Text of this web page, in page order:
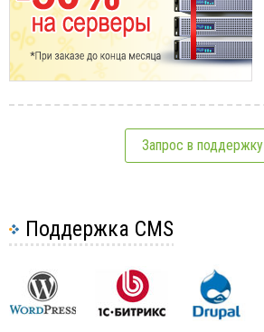
Запрос в поддержку
Поддержка CMS